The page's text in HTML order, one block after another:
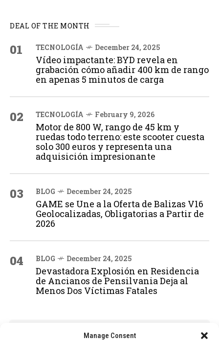
Manage Consent
DEAL OF THE MONTH
01 TECNOLOGÍA December 24, 2025
Vídeo impactante: BYD revela en
grabación cómo añadir 400 km de rango
en apenas 5 minutos de carga
02 TECNOLOGÍA February 9, 2026
Motor de 800 W, rango de 45 km y
ruedas todo terreno: este scooter cuesta
solo 300 euros y representa una
adquisición impresionante
03 BLOG December 24, 2025
GAME se Une a la Oferta de Balizas V16
Geolocalizadas, Obligatorias a Partir de
2026
04 BLOG December 24, 2025
Devastadora Explosión en Residencia
de Ancianos de Pensilvania Deja al
Menos Dos Víctimas Fatales